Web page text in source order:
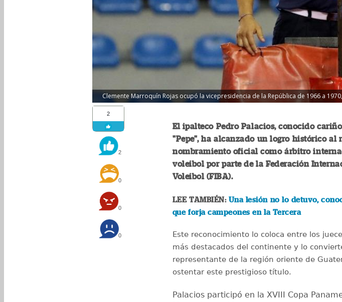
Clemente Marroquín Rojas ocupó la vicepresidencia de la República de 1966 a
2
2
0
0
0
El ipalteco Pedro Palacios, conocido
"Pepe", ha alcanzado un logro histórico al
nombramiento oficial como árbitro
voleibol por parte de la Federación
Voleibol (FIBA).
LEE TAMBIÉN: Una lesión no lo detuvo,
que forja campeones en la Tercera
Este reconocimiento lo coloca entre los
más destacados del continente y lo
representante de la región oriente de
ostentar este prestigioso título.
Palacios participó en la XVIII Copa